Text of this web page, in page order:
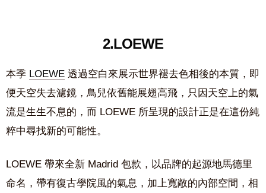
2.LOEWE
本季 LOEWE 透過空白來展示世界褪去色相後的本質，即
便天空失去濾鏡，鳥兒依舊能展翅高飛，只因天空上的氣
流是生生不息的，而 LOEWE 所呈現的設計正是在這份純
粹中尋找新的可能性。
LOEWE 帶來全新 Madrid 包款，以品牌的起源地馬德里
命名，帶有復古學院風的氣息，加上寬敞的內部空間，相